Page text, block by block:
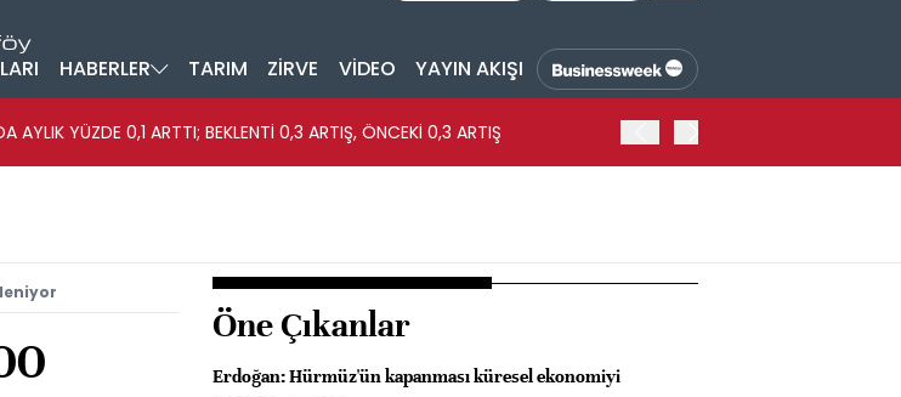
HABERLER TARIM ZİRVE VİDEO YAYIN AKIŞI
YÜZDE 0,1 ARTTI; BEKLENTİ 0,3 ARTIŞ, ÖNCEKİ 0,3 ARTIŞ
Öne Çıkanlar
Erdoğan: Hürmüz'ün kapanması küresel ekonomiyi